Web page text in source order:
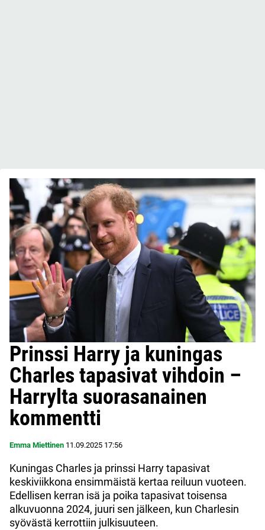
Prinssi Harry ja kuningas
Charles tapasivat vihdoin –
Harrylta suorasanainen
kommentti
Emma Miettinen 11.09.2025 17:56
Kuningas Charles ja prinssi Harry tapasivat
keskiviikkona ensimmäistä kertaa reiluun vuoteen.
Edellisen kerran isä ja poika tapasivat toisensa
alkuvuonna 2024, juuri sen jälkeen, kun Charlesin
syövästä kerrottiin julkisuuteen.